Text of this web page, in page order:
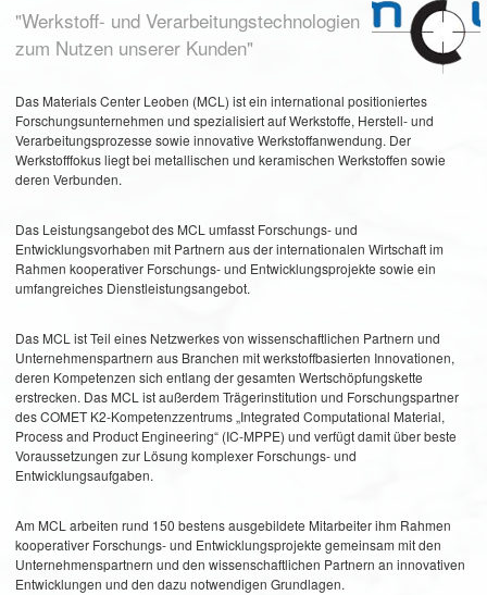
"Werkstoff- und Verarbeitungstechnologien
zum Nutzen unserer Kunden"
Das Materials Center Leoben (MCL) ist ein international positioniertes
Forschungsunternehmen und spezialisiert auf Werkstoffe, Herstell- und
Verarbeitungsprozesse sowie innovative Werkstoffanwendung. Der
Werkstofffokus liegt bei metallischen und keramischen Werkstoffen sowie
deren Verbunden.
Das Leistungsangebot des MCL umfasst Forschungs- und
Entwicklungsvorhaben mit Partnern aus der internationalen Wirtschaft im
Rahmen kooperativer Forschungs- und Entwicklungsprojekte sowie ein
umfangreiches Dienstleistungsangebot.
Das MCL ist Teil eines Netzwerkes von wissenschaftlichen Partnern und
Unternehmenspartnern aus Branchen mit werkstoffbasierten Innovationen,
deren Kompetenzen sich entlang der gesamten Wertschöpfungskette
erstrecken. Das MCL ist außerdem Trägerinstitution und Forschungspartner
des COMET K2-Kompetenzzentrums „Integrated Computational Material,
Process and Product Engineering“ (IC-MPPE) und verfügt damit über beste
Voraussetzungen zur Lösung komplexer Forschungs- und
Entwicklungsaufgaben.
Am MCL arbeiten rund 150 bestens ausgebildete Mitarbeiter ihm Rahmen
kooperativer Forschungs- und Entwicklungsprojekte gemeinsam mit den
Unternehmenspartnern und den wissenschaftlichen Partnern an innovativen
Entwicklungen und den dazu notwendigen Grundlagen.